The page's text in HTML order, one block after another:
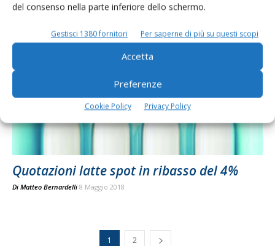
del consenso nella parte inferiore dello schermo.
Gestisci 1380 fornitori Per saperne di più su questi scopi
Accetta
Preferenze
Cookie Policy Privacy Policy
DiGiorgio Setti 15 Aprile 2019
Quotazioni latte spot in ribasso del 4%
Di Matteo Bernardelli 8 Maggio 2018
1 2